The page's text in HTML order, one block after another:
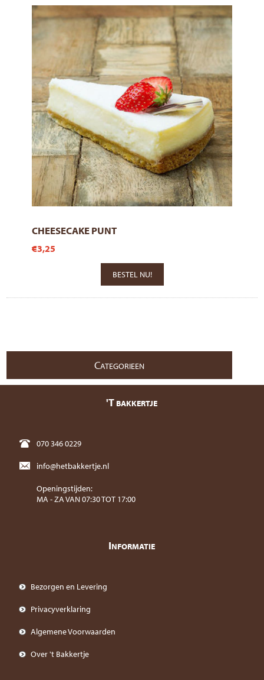
CHEESECAKE PUNT
€3,25
CATEGORIEEN
'T BAKKERTJE
070 346 0229
info@hetbakkertje.nl
Openingstijden:
MA - ZA VAN 07:30 TOT 17:00
INFORMATIE
Bezorgen en Levering
Privacyverklaring
Algemene Voorwaarden
Over 't Bakkertje